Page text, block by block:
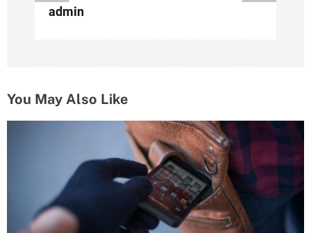
с
я
м
admin
You May Also Like